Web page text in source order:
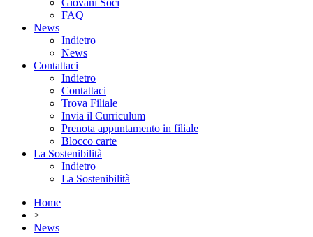
Giovani Soci
FAQ
News
Indietro
News
Contattaci
Indietro
Contattaci
Trova Filiale
Invia il Curriculum
Prenota appuntamento in filiale
Blocco carte
La Sostenibilità
Indietro
La Sostenibilità
Home
>
News